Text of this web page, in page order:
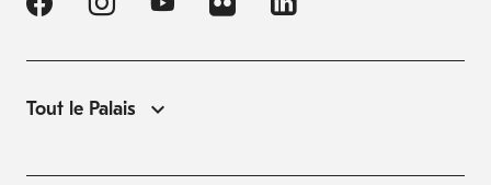
Tout le Palais